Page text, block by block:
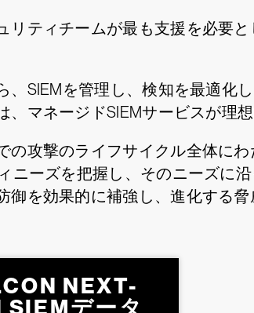
ティチームが最も支援を必要
SIEMを管理し、検知を最適化
マネージドSIEMサービスが理想
攻撃のライフサイクル全体に
ニーズを把握し、そのニーズに
を効果的に補強し、進化する
NEXT-